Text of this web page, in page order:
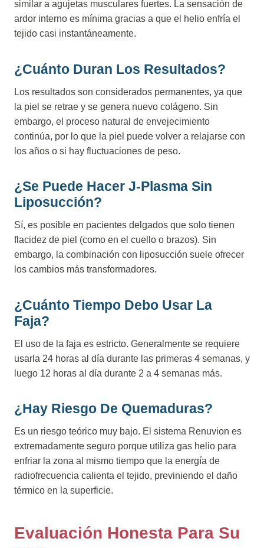
similar a agujetas musculares fuertes. La sensación de
ardor interno es mínima gracias a que el helio enfría el
tejido casi instantáneamente.
¿Cuánto Duran Los Resultados?
Los resultados son considerados permanentes, ya que
la piel se retrae y se genera nuevo colágeno. Sin
embargo, el proceso natural de envejecimiento
continúa, por lo que la piel puede volver a relajarse con
los años o si hay fluctuaciones de peso.
¿Se Puede Hacer J-Plasma Sin
Liposucción?
Sí, es posible en pacientes delgados que solo tienen
flacidez de piel (como en el cuello o brazos). Sin
embargo, la combinación con liposucción suele ofrecer
los cambios más transformadores.
¿Cuánto Tiempo Debo Usar La
Faja?
El uso de la faja es estricto. Generalmente se requiere
usarla 24 horas al día durante las primeras 4 semanas, y
luego 12 horas al día durante 2 a 4 semanas más.
¿Hay Riesgo De Quemaduras?
Es un riesgo teórico muy bajo. El sistema Renuvion es
extremadamente seguro porque utiliza gas helio para
enfriar la zona al mismo tiempo que la energía de
radiofrecuencia calienta el tejido, previniendo el daño
térmico en la superficie.
Evaluación Honesta Para Su